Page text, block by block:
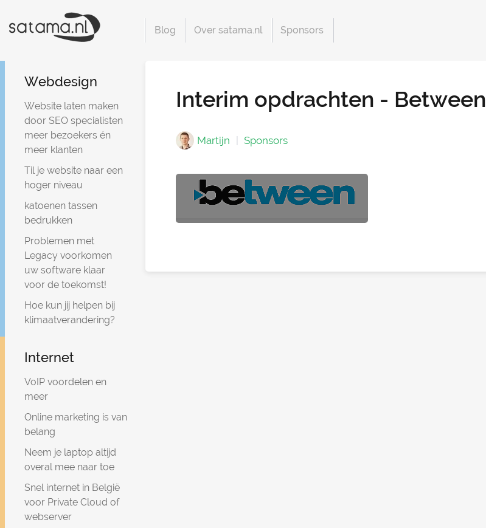
Blog Over satama.nl Sponsors
Webdesign
Website laten maken
door SEO specialisten
meer bezoekers én
meer klanten
Til je website naar een
hoger niveau
katoenen tassen
bedrukken
Problemen met
Legacy voorkomen
uw software klaar
voor de toekomst!
Hoe kun jij helpen bij
klimaatverandering?
Internet
VoIP voordelen en
meer
Online marketing is van
belang
Neem je laptop altijd
overal mee naar toe
Snel internet in België
voor Private Cloud of
webserver
Interim opdrachten - Between
Martijn Sponsors